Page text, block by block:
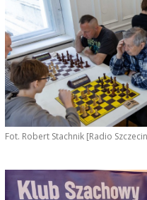
Fot. Robert Stachnik [Radio